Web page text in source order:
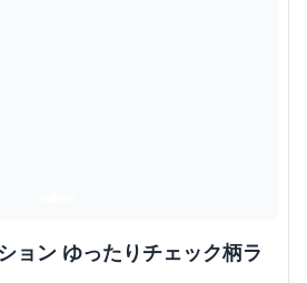
ョン ゆったりチェック柄ラ